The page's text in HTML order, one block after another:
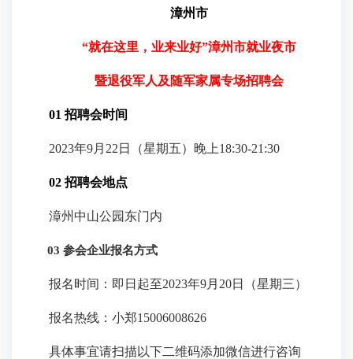
漳州市
“就在这里，业来业好”漳州市就业夜市
暨退役军人及随军家属专场招聘会
01 招聘会时间
2023年9月22日（星期五）晚上18:30-21:30
02 招聘会地点
漳州中山公园东门内
03 参会企业报名方式
报名时间：即日起至2023年9月20日（星期三）
报名热线：小郑15006008626
具体事宜请扫描以下二维码添加微信进行咨询